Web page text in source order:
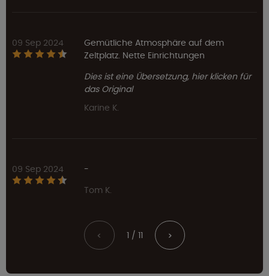
09 Sep 2024
Gemütliche Atmosphäre auf dem
Zeltplatz. Nette Einrichtungen
Dies ist eine Übersetzung, hier klicken für
das Original
Karine K.
09 Sep 2024
-
Tom K.
< 1 / 11 >